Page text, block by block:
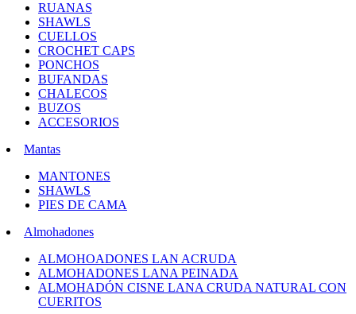
RUANAS
SHAWLS
CUELLOS
CROCHET CAPS
PONCHOS
BUFANDAS
CHALECOS
BUZOS
ACCESORIOS
Mantas
MANTONES
SHAWLS
PIES DE CAMA
Almohadones
ALMOHOADONES LAN ACRUDA
ALMOHADONES LANA PEINADA
ALMOHADÓN CISNE LANA CRUDA NATURAL CON
CUERITOS